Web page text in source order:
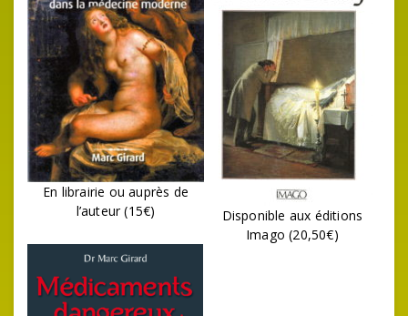
En librairie ou auprès de
l’auteur (15€)
Disponible aux éditions
Imago (20,50€)